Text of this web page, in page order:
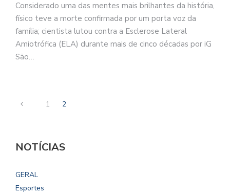
Considerado uma das mentes mais brilhantes da história,
físico teve a morte confirmada por um porta voz da
família; cientista lutou contra a Esclerose Lateral
Amiotrófica (ELA) durante mais de cinco décadas por iG
São…
1 2
NOTÍCIAS
GERAL
Esportes